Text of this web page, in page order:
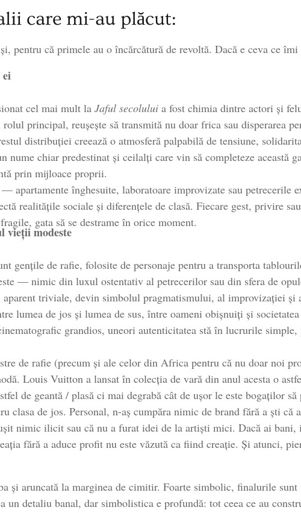
care mi-au plăcut:
pentru că primele au o încărcătură de revoltă. Dacă e ceva ce îmi
cel mai mult la Jaful secolului a fost chimia dintre actori și
principal, reușește să transmită nu doar frica sau disperarea
distribuției creează o atmosferă palpabilă de tensiune,
nume chiar predestinat și ceilalți care vin să completeze această
prin mijloace proprii.
apartamente înghesuite, laboratoare improvizate sau petrecerile
realitățile sociale și diferențele de clasă. Fiecare gest, privire
gata să se destrame în orice moment.
vieții modeste
gențile de rafie, folosite de personaje pentru a transporta
— nimic din luxul ostentativ al petrecerilor sau din sfera de
triviale, devin simbolul pragmatismului, al improvizației și
lumea de jos și lumea de sus, între oameni obișnuiți și
grandios, uneori autenticitatea stă în lucrurile simple,
de rafie (precum și ale celor din Africa pentru că nu doar noi
Louis Vuitton a lansat în colecția de vară din anul acesta o
de geantă / plasă ci mai degrabă cât de ușor le este bogaților
clasa de jos. Personal, n-aș cumpăra nimic de brand fără a ști că
nimic ilicit sau că nu a furat idei de la artiști mici. Dacă ai
fără a aduce profit nu este văzută ca fiind creație. Și atunci,
și aruncată la marginea de cimitir. Foarte simbolic, finalurile sunt
un detaliu banal, dar simbolistica e profundă: tot ceea ce au